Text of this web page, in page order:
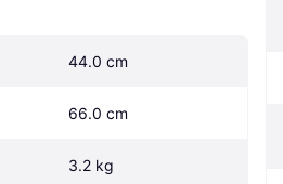
44.0 cm
66.0 cm
3.2 kg